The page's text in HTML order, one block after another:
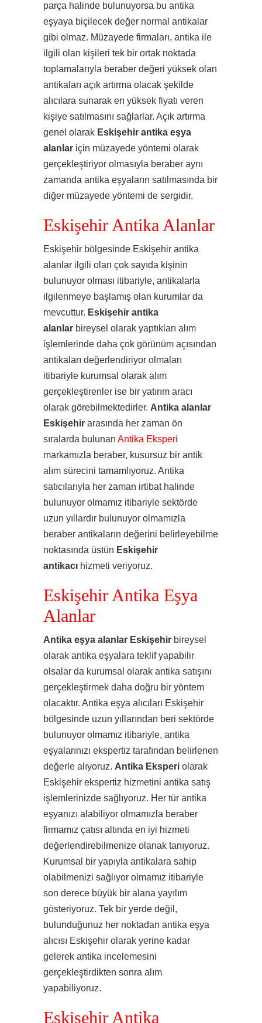
parça halinde bulunuyorsa bu antika
eşyaya biçilecek değer normal antikalar
gibi olmaz. Müzayede firmaları, antika ile
ilgili olan kişileri tek bir ortak noktada
toplamalarıyla beraber değeri yüksek olan
antikaları açık artırma olacak şekilde
alıcılara sunarak en yüksek fiyatı veren
kişiye satılmasını sağlarlar. Açık artırma
genel olarak Eskişehir antika eşya
alanlar için müzayede yöntemi olarak
gerçekleştiriyor olmasıyla beraber aynı
zamanda antika eşyaların satılmasında bir
diğer müzayede yöntemi de sergidir.
Eskişehir Antika Alanlar
Eskişehir bölgesinde Eskişehir antika
alanlar ilgili olan çok sayıda kişinin
bulunuyor olması itibariyle, antikalarla
ilgilenmeye başlamış olan kurumlar da
mevcuttur. Eskişehir antika
alanlar bireysel olarak yaptıkları alım
işlemlerinde daha çok görünüm açısından
antikaları değerlendiriyor olmaları
itibariyle kurumsal olarak alım
gerçekleştirenler ise bir yatırım aracı
olarak görebilmektedirler. Antika alanlar
Eskişehir arasında her zaman ön
sıralarda bulunan Antika Eksperi
markamızla beraber, kusursuz bir antik
alım sürecini tamamlıyoruz. Antika
satıcılarıyla her zaman irtibat halinde
bulunuyor olmamız itibariyle sektörde
uzun yıllardır bulunuyor olmamızla
beraber antikaların değerini belirleyebilme
noktasında üstün Eskişehir
antikacı hizmeti veriyoruz.
Eskişehir Antika Eşya
Alanlar
Antika eşya alanlar Eskişehir bireysel
olarak antika eşyalara teklif yapabilir
olsalar da kurumsal olarak antika satışını
gerçekleştirmek daha doğru bir yöntem
olacaktır. Antika eşya alıcıları Eskişehir
bölgesinde uzun yıllarından beri sektörde
bulunuyor olmamız itibariyle, antika
eşyalarınızı ekspertiz tarafından belirlenen
değerle alıyoruz. Antika Eksperi olarak
Eskişehir ekspertiz hizmetini antika satış
işlemlerinizde sağlıyoruz. Her tür antika
eşyanızı alabiliyor olmamızla beraber
firmamız çatısı altında en iyi hizmeti
değerlendirebilmenize olanak tanıyoruz.
Kurumsal bir yapıyla antikalara sahip
olabilmenizi sağlıyor olmamız itibariyle
son derece büyük bir alana yayılım
gösteriyoruz. Tek bir yerde değil,
bulunduğunuz her noktadan antika eşya
alıcısı Eskişehir olarak yerine kadar
gelerek antika incelemesini
gerçekleştirdikten sonra alım
yapabiliyoruz.
Eskişehir Antika